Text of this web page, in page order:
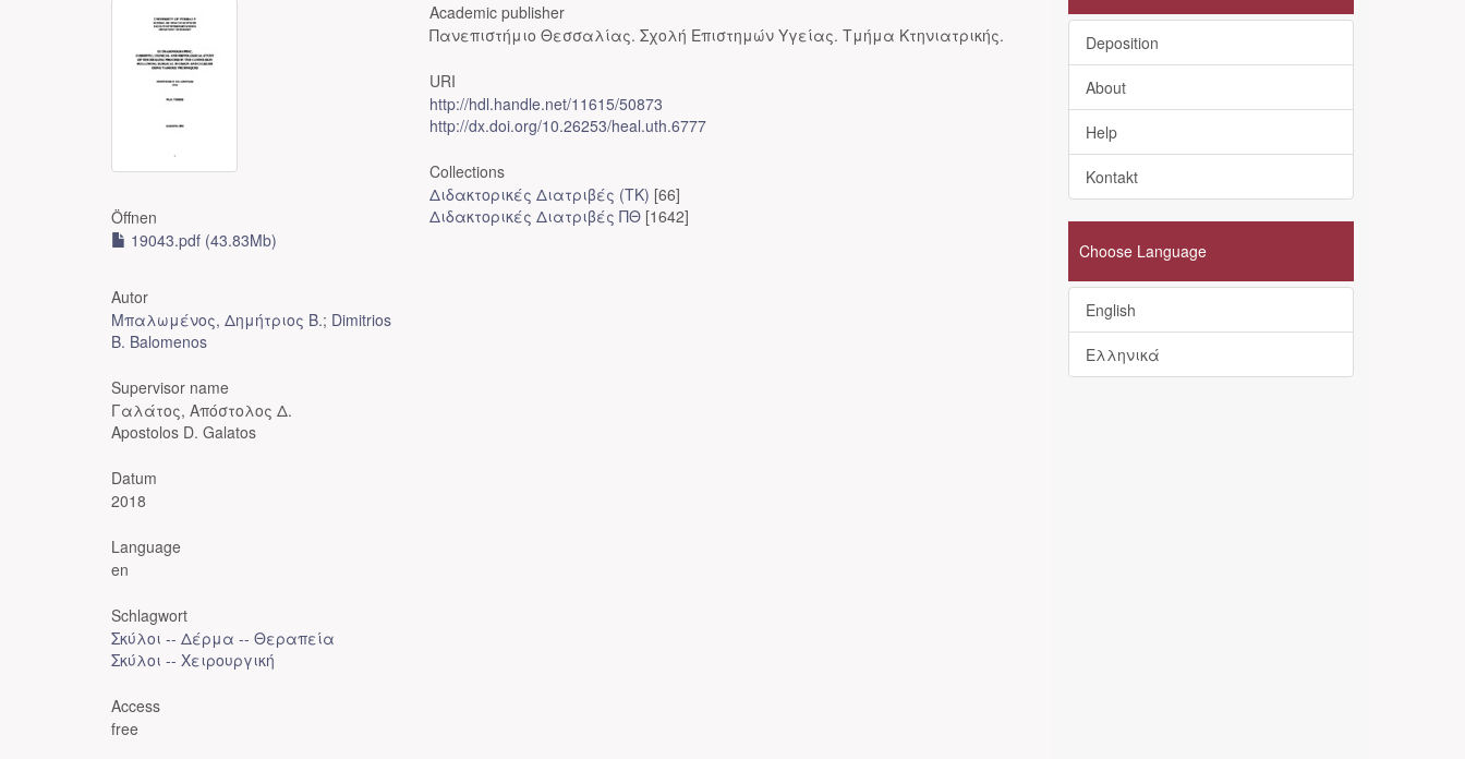
Öffnen
19043.pdf (43.83Mb)
Autor
Μπαλωμένος, Δημήτριος Β.; Dimitrios
B. Balomenos
Supervisor name
Γαλάτος, Απόστολος Δ.
Apostolos D. Galatos
Datum
2018
Language
en
Schlagwort
Σκύλοι -- Δέρμα -- Θεραπεία
Σκύλοι -- Χειρουργική
Access
free
Academic publisher
Πανεπιστήμιο Θεσσαλίας. Σχολή Επιστημών Υγείας. Τμήμα Κτηνιατρικής.
URI
http://hdl.handle.net/11615/50873
http://dx.doi.org/10.26253/heal.uth.6777
Collections
Διδακτορικές Διατριβές (ΤΚ) [66]
Διδακτορικές Διατριβές ΠΘ [1642]
Deposition
About
Help
Kontakt
Choose Language
English
Ελληνικά